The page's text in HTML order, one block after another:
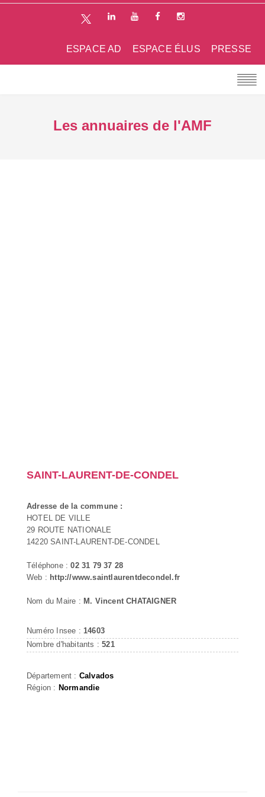
PRESSE
ESPACE ÉLUS
ESPACE AD
Les annuaires de l'AMF
SAINT-LAURENT-DE-CONDEL
Adresse de la commune :
HOTEL DE VILLE
29 ROUTE NATIONALE
14220 SAINT-LAURENT-DE-CONDEL
Téléphone :02 31 79 37 28
Web : http://www.saintlaurentdecondel.fr
Nom du Maire : M. Vincent CHATAIGNER
Numéro Insee : 14603
Nombre d'habitants :521
Département : Calvados
Région : Normandie